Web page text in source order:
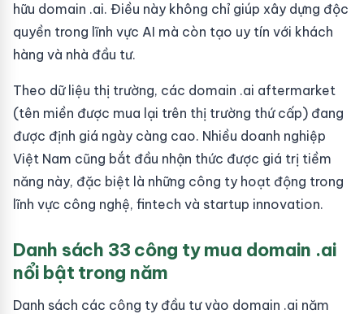
hữu domain .ai. Điều này không chỉ giúp xây dựng độc
quyền trong lĩnh vực AI mà còn tạo uy tín với khách
hàng và nhà đầu tư.
Theo dữ liệu thị trường, các domain .ai aftermarket
(tên miền được mua lại trên thị trường thứ cấp) đang
được định giá ngày càng cao. Nhiều doanh nghiệp
Việt Nam cũng bắt đầu nhận thức được giá trị tiềm
năng này, đặc biệt là những công ty hoạt động trong
lĩnh vực công nghệ, fintech và startup innovation.
Danh sách 33 công ty mua domain .ai
nổi bật trong năm
Danh sách các công ty đầu tư vào domain .ai năm